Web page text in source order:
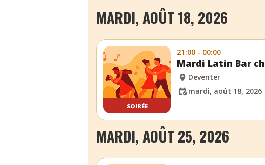
MARDI, AOÛT 18, 2026
SOIRÉE
21:00 - 00:00
Mardi Latin Bar
Deventer
mardi, août 18, 2026
MARDI, AOÛT 25, 2026